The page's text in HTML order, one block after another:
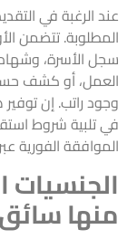
عند الرغبة في
المطلوبة. تتضمن
سجل الأسرة،
العمل، أو كشف
وجود راتب. إن
في تلبية شروط
الموافقة الفورية
الجنسيات
منها